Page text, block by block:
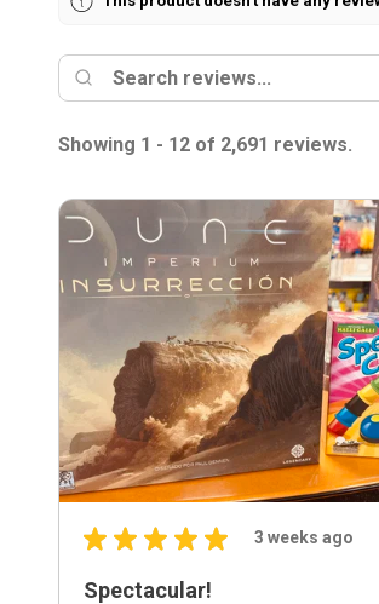
Showing 1 - 12 of 2,691 reviews.
★ ★ ★ ★ ★ 3 weeks ago
Spectacular!